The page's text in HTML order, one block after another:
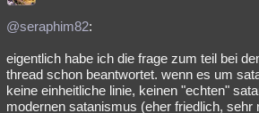
@seraphim82:
eigentlich habe ich die frage zum teil bei
thread schon beantwortet. wenn es um
keine einheitliche linie, keinen "echten"
modernen satanismus (eher friedlich, sehr